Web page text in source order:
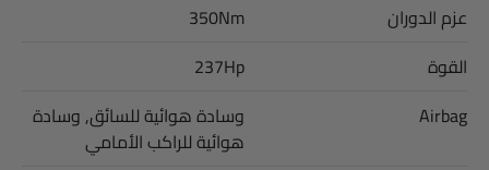
عزم الدوران
350Nm
القوة
237Hp
Airbag
وسادة هوائية للسائق, وسادة
هوائية للراكب الأمامي